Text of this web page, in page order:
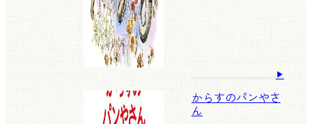
からすのパンやさ
ん